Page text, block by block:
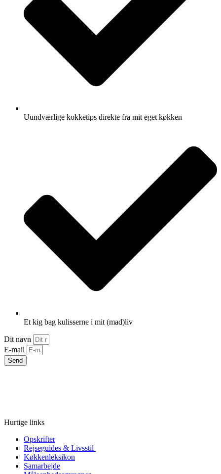
Uundværlige kokketips direkte fra mit eget køkken
Et kig bag kulisserne i mit (mad)liv
Dit navn
E-mail
Send
Hurtige links
Opskrifter
Rejseguides & Livsstil
Køkkenleksikon
Samarbejde